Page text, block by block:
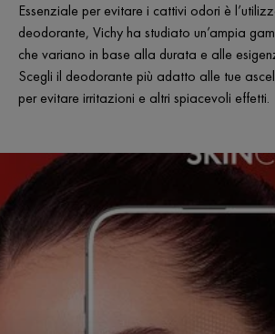
Essenziale per evitare i cattivi odori è
deodorante, Vichy ha studiato un’ampia
che variano in base alla durata e alle
Scegli il deodorante più adatto alle tue
per evitare irritazioni e altri spiacevoli effetti.